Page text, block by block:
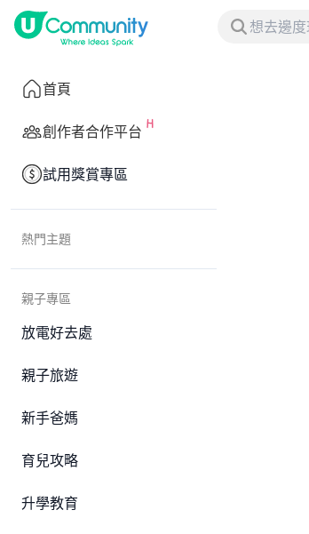
首頁
創作者合作平台
試用獎賞專區
熱門主題
親子專區
放電好去處
親子旅遊
新手爸媽
育兒攻略
升學教育